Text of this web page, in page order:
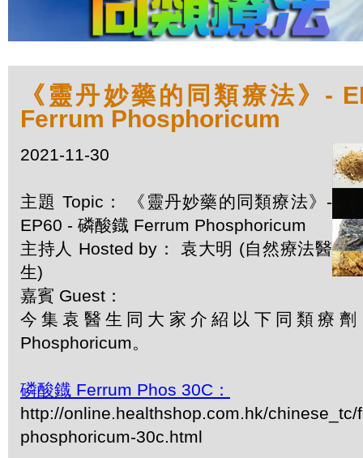
《靈丹妙藥的同類療法》-
Ferrum Phosphoricum
2021-11-30
主題 Topic： 《靈丹妙藥的同類療法》-
EP60 - 磷酸鐡 Ferrum Phosphoricum
主持人 Hosted by： 袁大明 (自然療法醫
生)
嘉賓 Guest：
今集袁醫生同大家介紹以下同類療劑
Phosphoricum。
磷酸鐡 Ferrum Phos 30C：
http://online.healthshop.com.hk/chinese_tc/
phosphoricum-30c.html